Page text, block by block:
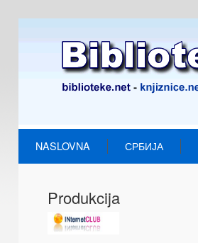
NASLOVNA СРБИЈА
Produkcija